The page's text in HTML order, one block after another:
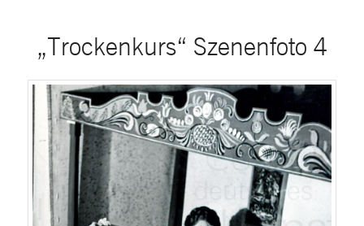
„Trockenkurs“ Szenenfoto 4